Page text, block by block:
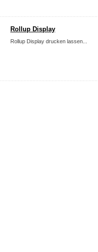
Rollup Display
Rollup Display drucken lassen...